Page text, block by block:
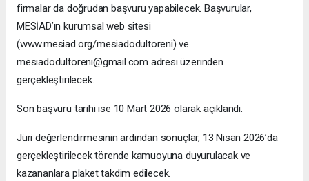
firmalar da doğrudan başvuru yapabilecek. Başvurular,
MESİAD’ın kurumsal web sitesi
(www.mesiad.org/mesiadodultoreni) ve
mesiadodultoreni@gmail.com adresi üzerinden
gerçekleştirilecek.
Son başvuru tarihi ise 10 Mart 2026 olarak açıklandı.
Jüri değerlendirmesinin ardından sonuçlar, 13 Nisan 2026’da
gerçekleştirilecek törende kamuoyuna duyurulacak ve
kazananlara plaket takdim edilecek.